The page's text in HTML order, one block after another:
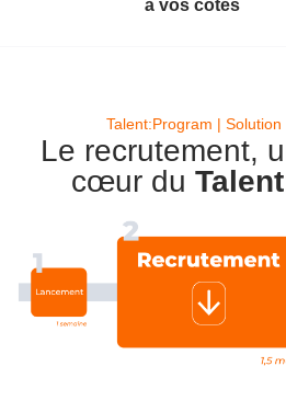
à vos côtés
Le recrutement,
cœur du Talent
Talent:Program |